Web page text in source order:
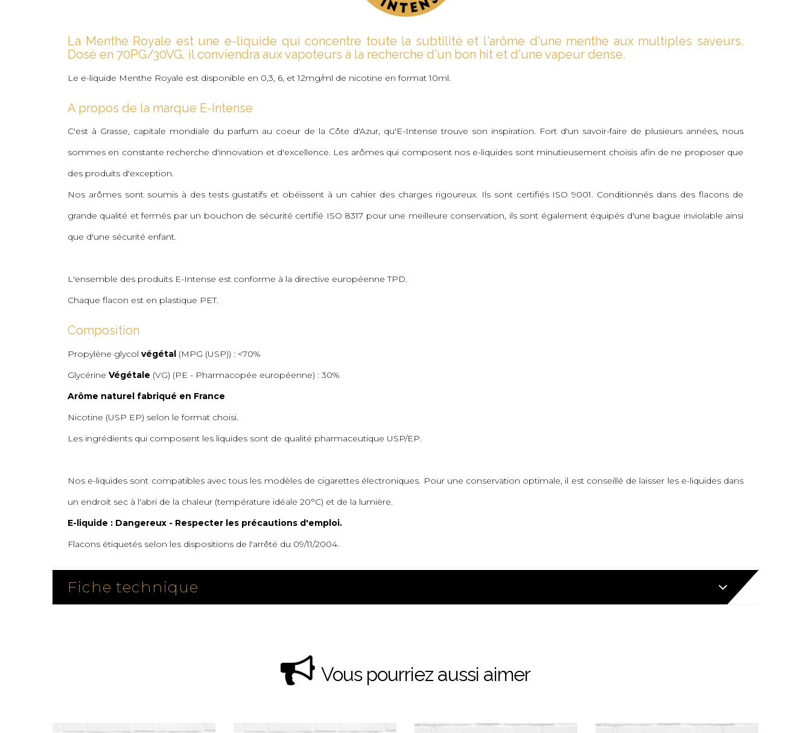
La Menthe Royale est une e-liquide qui concentre toute la subtilité et l'arôme d'une menthe aux multiples saveurs.
Dosé en 70PG/30VG, il conviendra aux vapoteurs à la recherche d'un bon hit et d'une vapeur dense.
Le e-liquide Menthe Royale est disponible en 0,3, 6, et 12mg/ml de nicotine en format 10ml.
A propos de la marque E-Intense
C'est à Grasse, capitale mondiale du parfum au coeur de la Côte d'Azur, qu'E-Intense trouve son inspiration. Fort d'un savoir-faire de plusieurs années, nous
sommes en constante recherche d'innovation et d'excellence. Les arômes qui composent nos e-liquides sont minutieusement choisis afin de ne proposer que
des produits d'exception.
Nos arômes sont soumis à des tests gustatifs et obéissent à un cahier des charges rigoureux. Ils sont certifiés ISO 9001. Conditionnés dans des flacons de
grande qualité et fermés par un bouchon de sécurité certifié ISO 8317 pour une meilleure conservation, ils sont également équipés d'une bague inviolable ainsi
que d'une sécurité enfant.
L'ensemble des produits E-Intense est conforme à la directive européenne TPD.
Chaque flacon est en plastique PET.
Composition
Propylène glycol végétal (MPG (USP)) : <70%
Glycérine Végétale (VG) (PE - Pharmacopée européenne) : 30%
Arôme naturel fabriqué en France
Nicotine (USP EP) selon le format choisi.
Les ingrédients qui composent les liquides sont de qualité pharmaceutique USP/EP.
Nos e-liquides sont compatibles avec tous les modèles de cigarettes électroniques. Pour une conservation optimale, il est conseillé de laisser les e-liquides dans
un endroit sec à l'abri de la chaleur (température idéale 20°C) et de la lumière.
E-liquide : Dangereux - Respecter les précautions d'emploi.
Flacons étiquetés selon les dispositions de l'arrêté du 09/11/2004.
Fiche technique
Vous pourriez aussi aimer